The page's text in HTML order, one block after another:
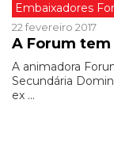
Embaixadores
22 fevereiro 2017
A Forum
A animadora
Secundária
ex ...